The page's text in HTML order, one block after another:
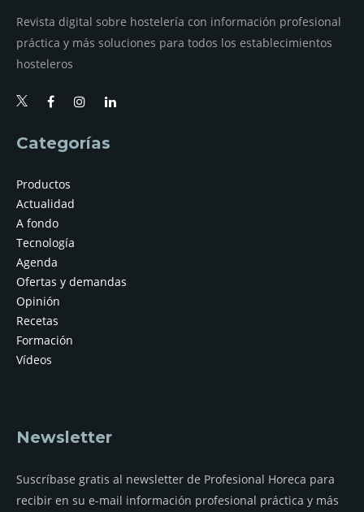
Revista digital sobre hostelería con información profesional
práctica y más soluciones para todos los establecimientos
hosteleros
Categorías
Productos
Actualidad
A fondo
Tecnología
Agenda
Ofertas y demandas
Opinión
Recetas
Formación
Vídeos
Newsletter
Suscríbase gratis al newsletter de Profesional Horeca para
recibir en su e-mail información profesional práctica y más